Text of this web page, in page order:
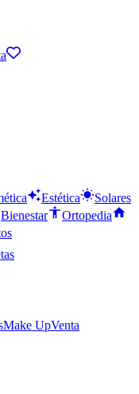
Estética
Solares
Bienestar
Ortopedia
Make UpVenta